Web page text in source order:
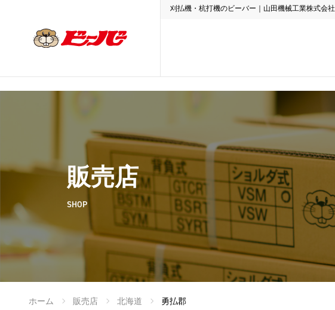
刈払機・杭打機のビーバー｜山田機械工業株式会社
販売店
SHOP
ホーム 販売店 北海道 勇払郡